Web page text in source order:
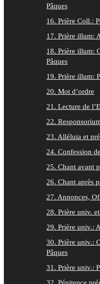
Pâques
16. Prière Coll.:
17. Prière illum:
18. Prière illum:
Pâques
19. Prière illum:
20. Mot d’ordre
21. Lecture de
22.
23. Alléluia et
24. Confession
25. Chant avant
26. Chant après
27. Annonces,
28. Prière univ.
29. Prière univ.:
30. Prière univ.:
Pâques
31. Prière univ.:
32. Pénitence